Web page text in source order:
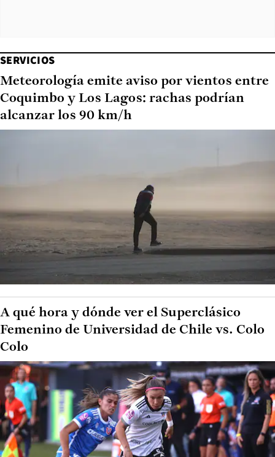
SERVICIOS
Meteorología emite aviso por vientos entre
Coquimbo y Los Lagos: rachas podrían
alcanzar los 90 km/h
A qué hora y dónde ver el Superclásico
Femenino de Universidad de Chile vs. Colo
Colo